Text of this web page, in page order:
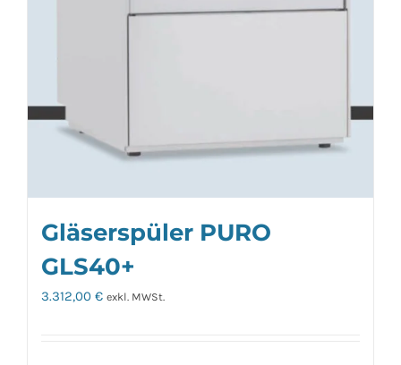
Gläserspüler PURO
GLS40+
3.312,00 € exkl. MWSt.